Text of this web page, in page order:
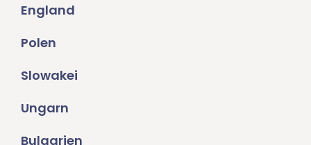
England
Polen
Slowakei
Ungarn
Bulgarien